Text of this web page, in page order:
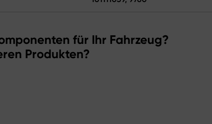
für Ihr Fahrzeug?
Produkten?